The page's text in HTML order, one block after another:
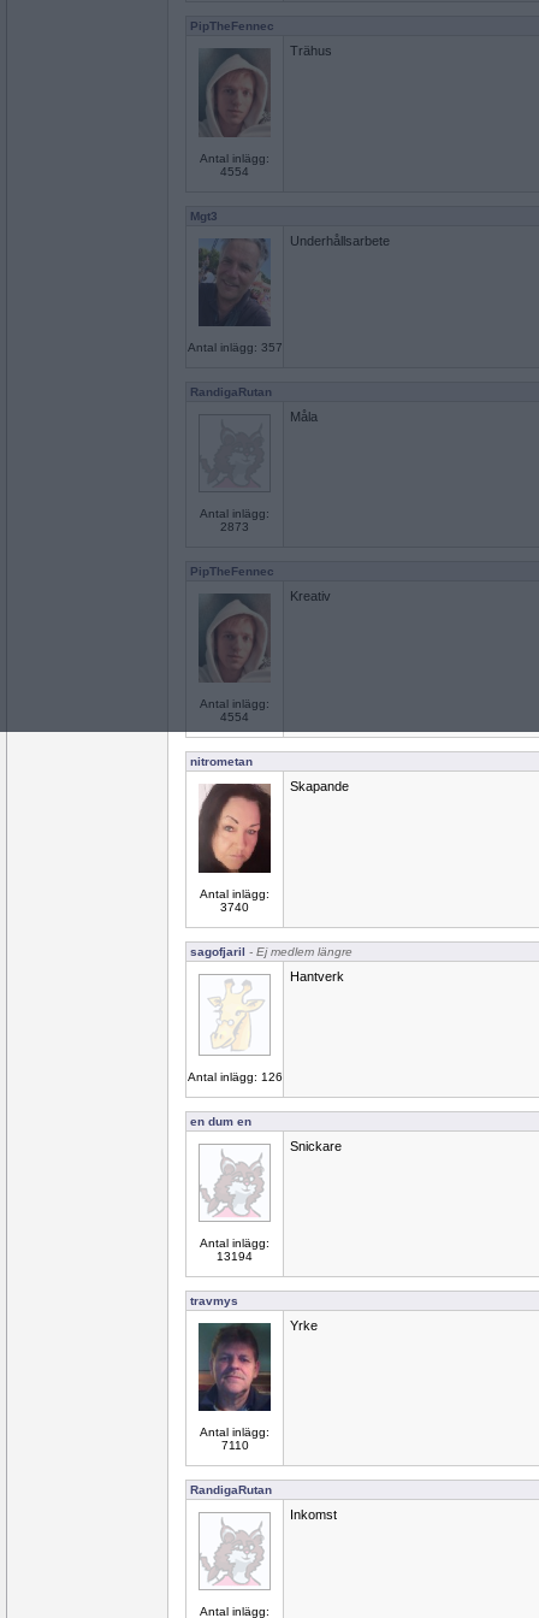
PipTheFennec
Antal inlägg:
4554
Trähus
Mgt3
Antal inlägg: 357
Underhållsarbete
RandigaRutan
Antal inlägg:
2873
Måla
PipTheFennec
Antal inlägg:
4554
Kreativ
nitrometan
Antal inlägg:
3740
Skapande
sagofjaril - Ej medlem längre
Antal inlägg: 126
Hantverk
en dum en
Antal inlägg:
13194
Snickare
travmys
Antal inlägg:
7110
Yrke
RandigaRutan
Antal inlägg:
Inkomst